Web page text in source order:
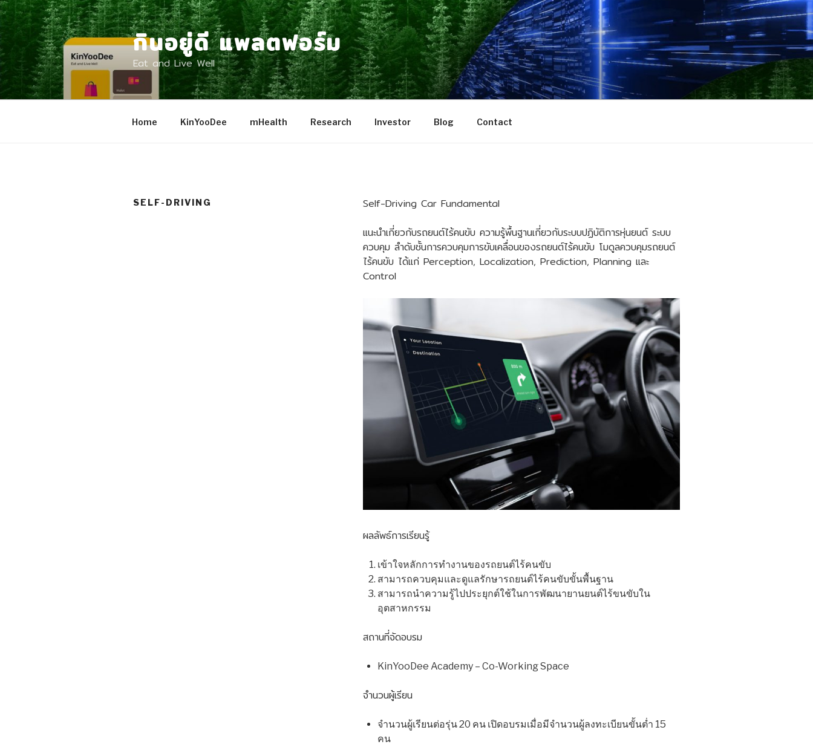
Skip
to
content
กินอยู่ดี แพลตฟอร์ม
Eat and Live Well
Home KinYooDee mHealth Research Investor Blog Contact
SELF-DRIVING
Self-Driving Car Fundamental
แนะนำเกี่ยวกับรถยนต์ไร้คนขับ ความรู้พื้นฐานเกี่ยวกับระบบปฏิบัติการหุ่นยนต์ ระบบ
ควบคุม ลำดับชั้นการควบคุมการขับเคลื่อนของรถยนต์ไร้คนขับ โมดูลควบคุมรถยนต์
ไร้คนขับ ได้แก่ Perception, Localization, Prediction, Planning และ
Control
ผลลัพธ์การเรียนรู้
เข้าใจหลักการทำงานของรถยนต์ไร้คนขับ
สามารถควบคุมและดูแลรักษารถยนต์ไร้คนขับขั้นพื้นฐาน
สามารถนำความรู้ไปประยุกต์ใช้ในการพัฒนายานยนต์ไร้ขนขับใน
อุตสาหกรรม
สถานที่จัดอบรม
KinYooDee Academy – Co-Working Space
จำนวนผู้เรียน
จำนวนผู้เรียนต่อรุ่น 20 คน เปิดอบรมเมื่อมีจำนวนผู้ลงทะเบียนขั้นต่ำ 15
คน